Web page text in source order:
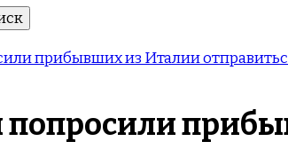
прибывших из Италии